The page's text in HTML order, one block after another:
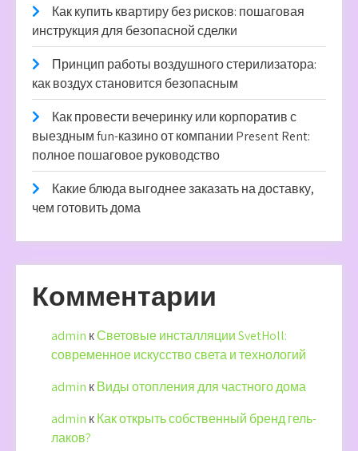
Как купить квартиру без рисков: пошаговая
инструкция для безопасной сделки
Принцип работы воздушного стерилизатора:
как воздух становится безопасным
Как провести вечеринку или корпоратив с
выездным fun-казино от компании Present Rent:
полное пошаговое руководство
Какие блюда выгоднее заказать на доставку,
чем готовить дома
Комментарии
admin кСветовые инсталляции SvetHoll:
современное искусство света и технологий
admin кВиды отопления для частного дома
admin кКак открыть собственный бренд гель-
лаков?